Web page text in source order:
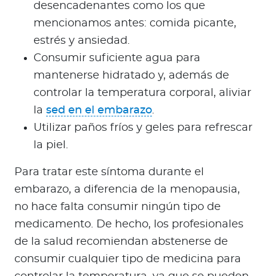
desencadenantes como los que
mencionamos antes: comida picante,
estrés y ansiedad.
Consumir suficiente agua para
mantenerse hidratado y, además de
controlar la temperatura corporal, aliviar
la sed en el embarazo.
Utilizar paños fríos y geles para refrescar
la piel.
Para tratar este síntoma durante el
embarazo, a diferencia de la menopausia,
no hace falta consumir ningún tipo de
medicamento. De hecho, los profesionales
de la salud recomiendan abstenerse de
consumir cualquier tipo de medicina para